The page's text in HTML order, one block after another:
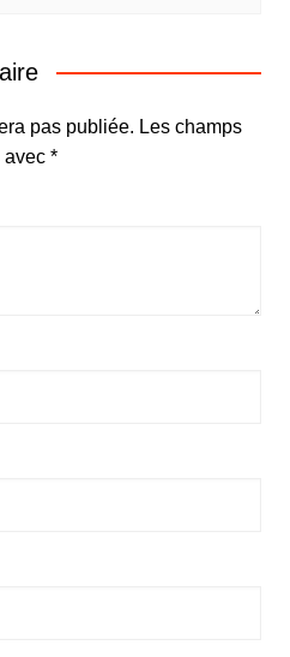
pas publiée. Les champs
avec *